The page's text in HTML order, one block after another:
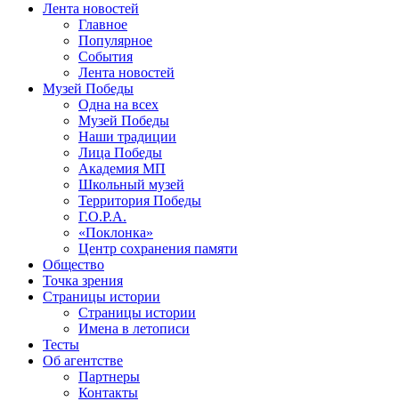
Лента новостей
Главное
Популярное
События
Лента новостей
Музей Победы
Одна на всех
Музей Победы
Наши традиции
Лица Победы
Академия МП
Школьный музей
Территория Победы
Г.О.Р.А.
«Поклонка»
Центр сохранения памяти
Общество
Точка зрения
Страницы истории
Страницы истории
Имена в летописи
Тесты
Об агентстве
Партнеры
Контакты